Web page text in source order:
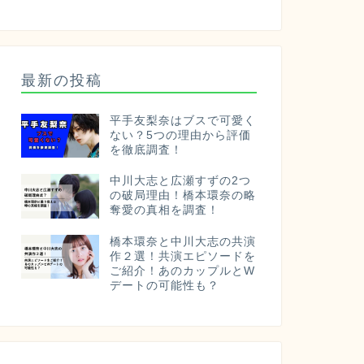
最新の投稿
平手友梨奈はブスで可愛く
ない？5つの理由から評価
を徹底調査！
中川大志と広瀬すずの2つ
の破局理由！橋本環奈の略
奪愛の真相を調査！
橋本環奈と中川大志の共演
作２選！共演エピソードを
ご紹介！あのカップルとW
デートの可能性も？